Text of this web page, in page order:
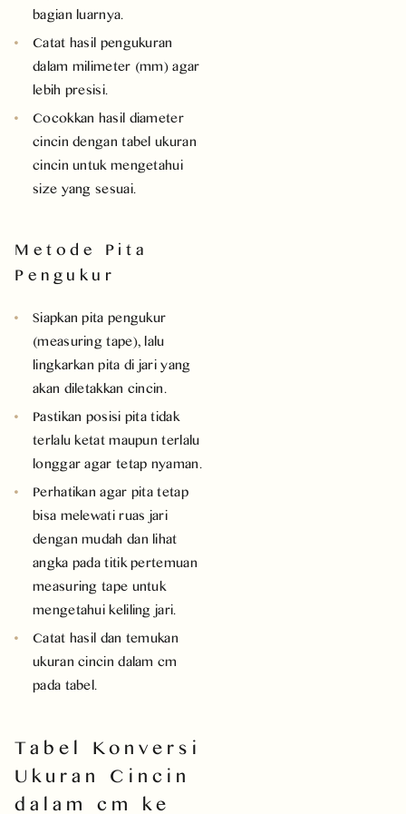
bagian luarnya.
Catat hasil pengukuran
dalam milimeter (mm) agar
lebih presisi.
Cocokkan hasil diameter
cincin dengan tabel ukuran
cincin untuk mengetahui
size yang sesuai.
Metode Pita
Pengukur
Siapkan pita pengukur
(measuring tape), lalu
lingkarkan pita di jari yang
akan diletakkan cincin.
Pastikan posisi pita tidak
terlalu ketat maupun terlalu
longgar agar tetap nyaman.
Perhatikan agar pita tetap
bisa melewati ruas jari
dengan mudah dan lihat
angka pada titik pertemuan
measuring tape untuk
mengetahui keliling jari.
Catat hasil dan temukan
ukuran cincin dalam cm
pada tabel.
Tabel Konversi
Ukuran Cincin
dalam cm ke